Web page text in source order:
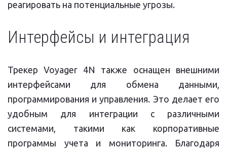
реагировать на потенциальные угрозы.
Интерфейсы и интеграция
Трекер Voyager 4N также оснащен внешними
интерфейсами для обмена данными,
программирования и управления. Это делает его
удобным для интеграции с различными
системами, такими как корпоративные
программы учета и мониторинга. Благодаря